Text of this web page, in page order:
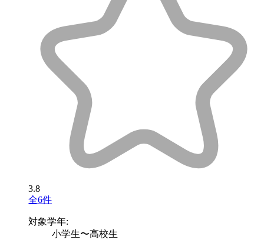
3.8
全6件
対象学年:
小学生〜高校生